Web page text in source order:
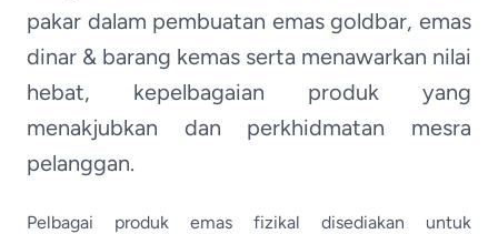
pakar dalam pembuatan emas goldbar, emas
dinar & barang kemas serta menawarkan nilai
hebat, kepelbagaian produk yang
menakjubkan dan perkhidmatan mesra
pelanggan.
Pelbagai produk emas fizikal disediakan untuk